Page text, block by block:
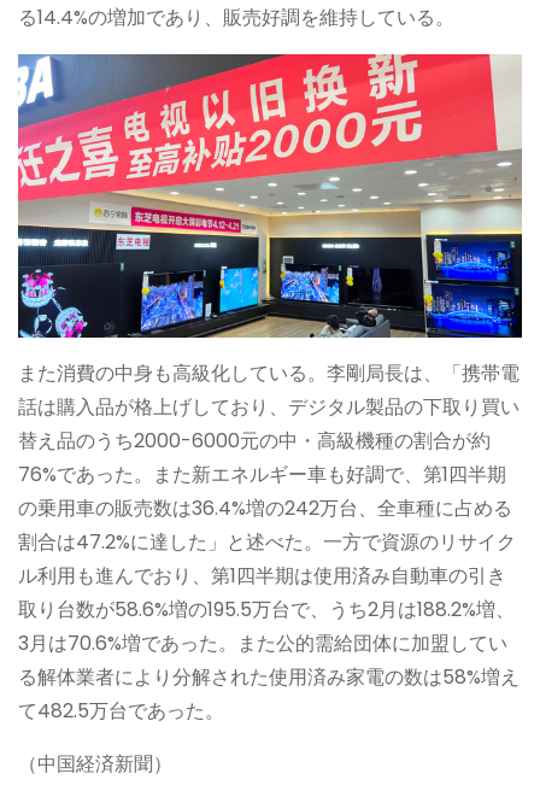
る14.4%の増加であり、販売好調を維持している。
また消費の中身も高級化している。李剛局長は、「携帯電
話は購入品が格上げしており、デジタル製品の下取り買い
替え品のうち2000-6000元の中・高級機種の割合が約
76%であった。また新エネルギー車も好調で、第1四半期
の乗用車の販売数は36.4%増の242万台、全車種に占める
割合は47.2%に達した」と述べた。一方で資源のリサイク
ル利用も進んでおり、第1四半期は使用済み自動車の引き
取り台数が58.6%増の195.5万台で、うち2月は188.2%増、
3月は70.6%増であった。また公的需給団体に加盟してい
る解体業者により分解された使用済み家電の数は58%増え
て482.5万台であった。
（中国経済新聞）